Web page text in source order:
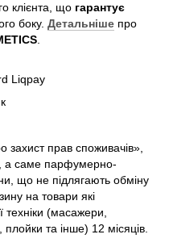
клієнта, що гарантує
боку. Детальніше про
Liqpay
захист прав споживачів»,
а саме парфумерно-
що не підлягають обміну
на товари які
техніки (масажери,
та інше) 12 місяців.